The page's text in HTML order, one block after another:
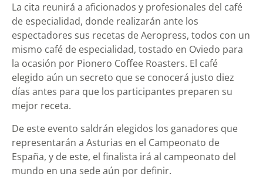
La cita reunirá a aficionados y profesionales del café
de especialidad, donde realizarán ante los
espectadores sus recetas de Aeropress, todos con un
mismo café de especialidad, tostado en Oviedo para
la ocasión por Pionero Coffee Roasters. El café
elegido aún un secreto que se conocerá justo diez
días antes para que los participantes preparen su
mejor receta.
De este evento saldrán elegidos los ganadores que
representarán a Asturias en el Campeonato de
España, y de este, el finalista irá al campeonato del
mundo en una sede aún por definir.